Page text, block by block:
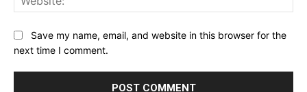
Save my name, email, and website in this browser for the
next time I comment.